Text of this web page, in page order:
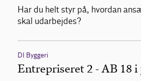
Har du helt styr på, hvordan
skal udarbejdes?
DI Byggeri
Entrepriseret 2 - AB 18 i